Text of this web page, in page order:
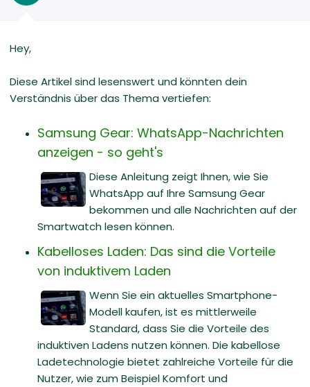
Hey,
Diese Artikel sind lesenswert und könnten dein
Verständnis über das Thema vertiefen:
Samsung Gear: WhatsApp-Nachrichten
anzeigen - so geht's
Diese Anleitung zeigt Ihnen, wie Sie
WhatsApp auf Ihre Samsung Gear
bekommen und alle Nachrichten auf der
Smartwatch lesen können.
Kabelloses Laden: Das sind die Vorteile
von induktivem Laden
Wenn Sie ein aktuelles Smartphone-
Modell kaufen, ist es mittlerweile
Standard, dass Sie die Vorteile des
induktiven Ladens nutzen können. Die kabellose
Ladetechnologie bietet zahlreiche Vorteile für die
Nutzer, wie zum Beispiel Komfort und